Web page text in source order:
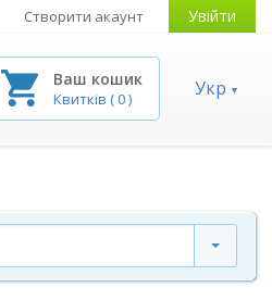
Створити акаунт Увійти
Ваш кошик
Квитків (0) Укр